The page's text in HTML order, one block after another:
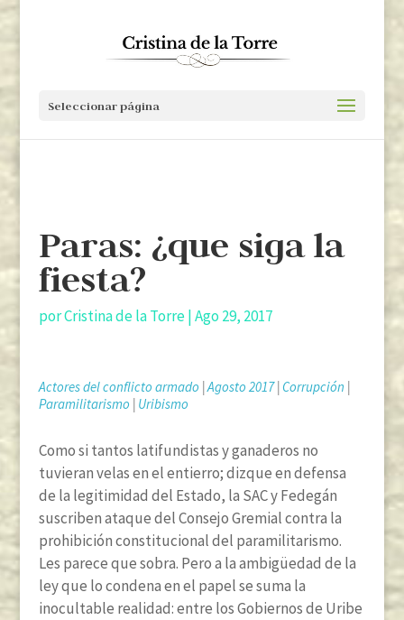
Seleccionar página
Paras: ¿que siga la
fiesta?
porCristina de la Torre|Ago 29, 2017
Actores del conflicto armado |Agosto 2017|Corrupción |
Paramilitarismo | Uribismo
Como si tantos latifundistas y ganaderos no
tuvieran velas en el entierro; dizque en defensa
de la legitimidad del Estado, la SAC y Fedegán
suscriben ataque del Consejo Gremial contra la
prohibición constitucional del paramilitarismo.
Les parece que sobra. Pero a la ambigüedad de la
ley que lo condena en el papel se suma la
inocultable realidad: entre los Gobiernos de Uribe